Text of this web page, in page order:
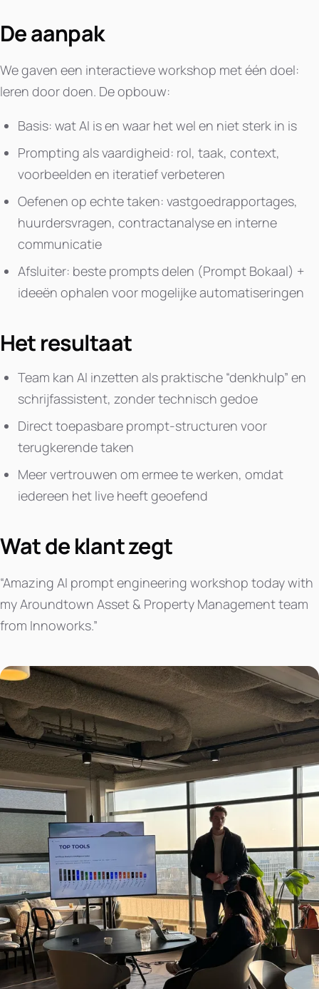
De aanpak
We gaven een interactieve workshop met één doel:
leren door doen. De opbouw:
Basis: wat AI is en waar het wel en niet sterk in is
Prompting als vaardigheid: rol, taak, context,
voorbeelden en iteratief verbeteren
Oefenen op echte taken: vastgoedrapportages,
huurdersvragen, contractanalyse en interne
communicatie
Afsluiter: beste prompts delen (Prompt Bokaal) +
ideeën ophalen voor mogelijke automatiseringen
Het resultaat
Team kan AI inzetten als praktische “denkhulp” en
schrijfassistent, zonder technisch gedoe
Direct toepasbare prompt-structuren voor
terugkerende taken
Meer vertrouwen om ermee te werken, omdat
iedereen het live heeft geoefend
Wat de klant zegt
“Amazing AI prompt engineering workshop today with
my Aroundtown Asset & Property Management team
from Innoworks.”